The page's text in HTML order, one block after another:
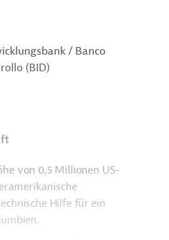
/ Banco
(BID)
von 0,5 Millionen US-
Hilfe für ein